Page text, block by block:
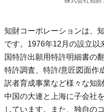
知財コーポレーションは、
です。1976年12月の設立以
国特許出願用特許明細書の
特許調査、特許/意匠図面作
訳者育成事業など様々な知
中国の大連と上海に子会社
しています。また、独自の